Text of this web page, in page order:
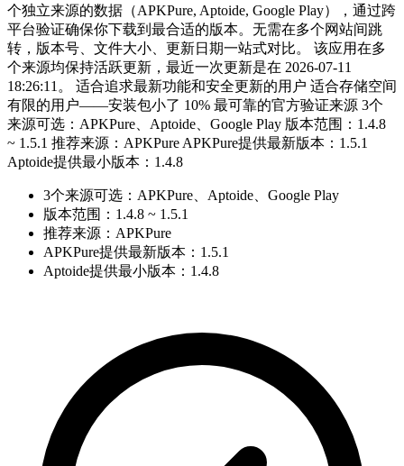
个独立来源的数据（APKPure, Aptoide, Google Play），通过跨
平台验证确保你下载到最合适的版本。无需在多个网站间跳
转，版本号、文件大小、更新日期一站式对比。 该应用在多
个来源均保持活跃更新，最近一次更新是在 2026-07-11
18:26:11。 适合追求最新功能和安全更新的用户 适合存储空间
有限的用户——安装包小了 10% 最可靠的官方验证来源 3个
来源可选：APKPure、Aptoide、Google Play 版本范围：1.4.8
~ 1.5.1 推荐来源：APKPure APKPure提供最新版本：1.5.1
Aptoide提供最小版本：1.4.8
3个来源可选：APKPure、Aptoide、Google Play
版本范围：1.4.8 ~ 1.5.1
推荐来源：APKPure
APKPure提供最新版本：1.5.1
Aptoide提供最小版本：1.4.8